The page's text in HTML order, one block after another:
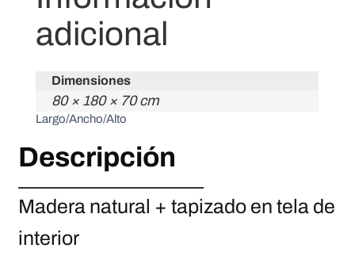
adicional
Dimensiones
80 × 180 × 70 cm
Largo/Ancho/Alto
Descripción
Madera natural + tapizado en tela de
interior